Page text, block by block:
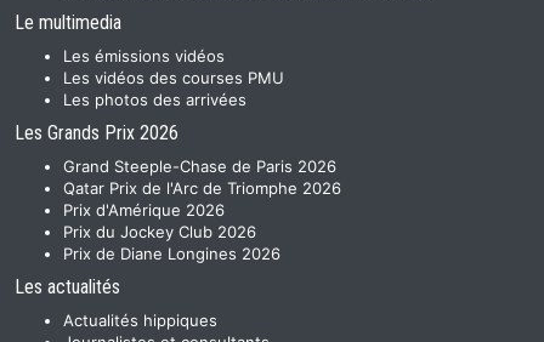
Le multimedia
Les émissions vidéos
Les vidéos des courses PMU
Les photos des arrivées
Les Grands Prix 2026
Grand Steeple-Chase de Paris 2026
Qatar Prix de l'Arc de Triomphe 2026
Prix d'Amérique 2026
Prix du Jockey Club 2026
Prix de Diane Longines 2026
Les actualités
Actualités hippiques